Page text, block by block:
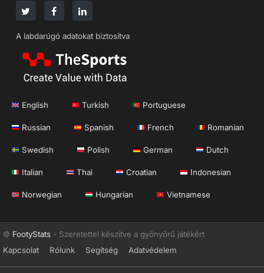
A labdarúgó adatokat biztosítva
English Turkish Portuguese
Russian Spanish French Romanian
Swedish Polish German Dutch
Italian Thai Croatian Indonesian
Norwegian Hungarian Vietnamese
© FootyStats - Szeretettel készítve a gyönyörű játékért
Kapcsolat
Rólunk Segítség Adatvédelem